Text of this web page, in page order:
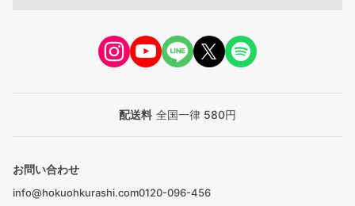
配送料 全国一律 580円
お問い合わせ
info@hokuohkurashi.com0120-096-456